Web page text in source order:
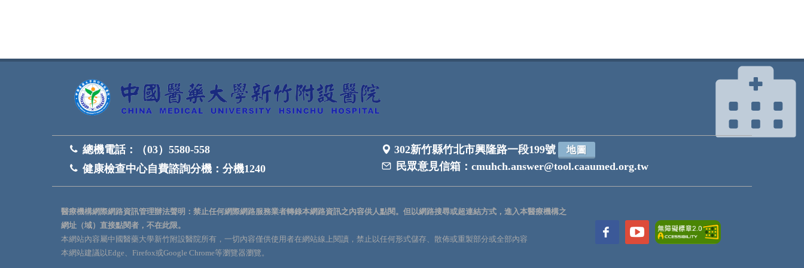
總機電話：
（03）5580-558
健康檢查中心自費諮詢分機： 分機1240
302新竹縣竹北市興隆路一段199號 地圖
民眾意見信箱：cmuhch.answer@tool.caaumed.org.tw
醫療機構網際網路資訊管理辦法聲明：禁止任何網際網路服務業者轉錄本網路資訊之內容供人點閱。但以網路搜尋或超連結方式，進入本醫療機構之
網址（域）直接點閱者，不在此限。
本網站內容屬中國醫藥大學新竹附設醫院所有，一切內容僅供使用者在網站線上閱讀，禁止以任何形式儲存、散佈或重製部分或全部內容
本網站建議以Edge、Firefox或Google Chrome等瀏覽器瀏覽。